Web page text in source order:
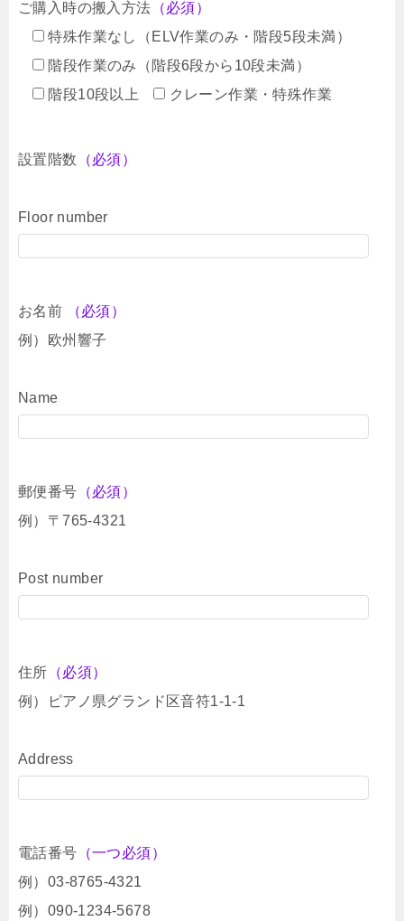
ご購入時の搬入方法 （必須）
特殊作業なし（ELV作業のみ・階段5段未満）
階段作業のみ（階段6段から10段未満）
階段10段以上
クレーン作業・特殊作業
設置階数 （必須）
Floor number
お名前
（必須）
例）欧州響子
Name
郵便番号 （必須）
例）〒765-4321
Post number
住所 （必須）
例）ピアノ県グランド区音符1-1-1
Address
電話番号 （一つ必須）
例）03-8765-4321
例）090-1234-5678